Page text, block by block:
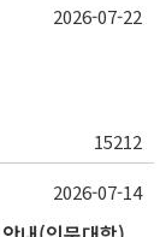
15212
2026-07-22
2026-07-14